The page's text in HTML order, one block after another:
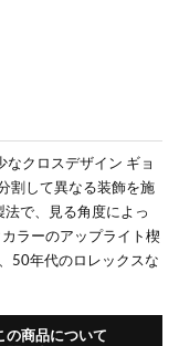
クロスデザイン ギョ
割して異なる装飾を施
で、見る角度によっ
ラーのアップライト楔
50年代のロレックスな
の商品について